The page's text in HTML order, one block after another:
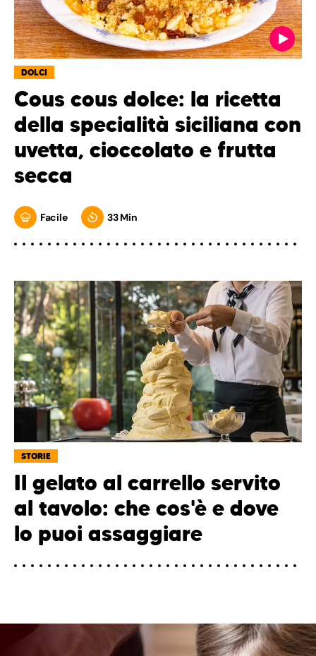
DOLCI
Cous cous dolce: la ricetta
della specialità siciliana con
uvetta, cioccolato e frutta
secca
Facile 33 Min
STORIE
Il gelato al carrello servito
al tavolo: che cos'è e dove
lo puoi assaggiare